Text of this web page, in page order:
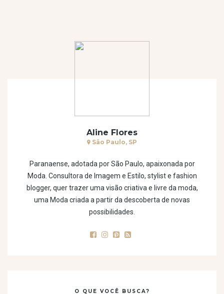
Aline Flores
São Paulo, SP
Paranaense, adotada por São Paulo, apaixonada por
Moda. Consultora de Imagem e Estilo, stylist e fashion
blogger, quer trazer uma visão criativa e livre da moda,
uma Moda criada a partir da descoberta de novas
possibilidades.
O QUE VOCÊ BUSCA?